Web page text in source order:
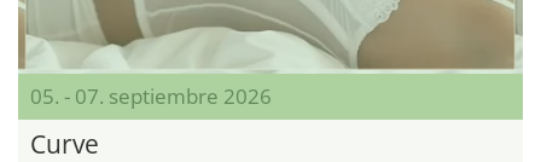
05. - 07. septiembre 2026
Curve